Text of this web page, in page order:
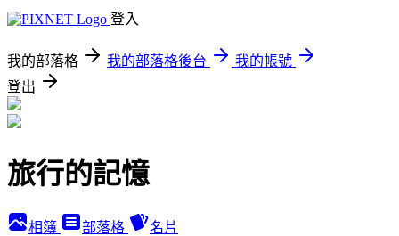
登入
我的部落格 我的部落格後台
我的帳號
登出
旅行的記憶
相簿 部落格 名片